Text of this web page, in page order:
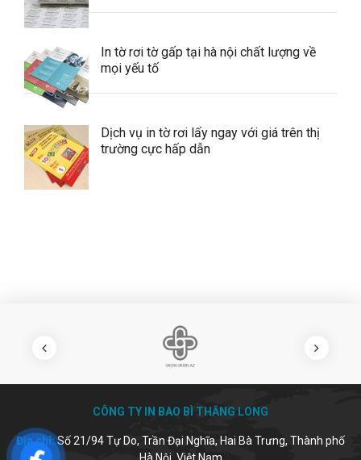
In tờ rơi tờ gấp tại hà nội chất lượng về
mọi yếu tố
Dịch vụ in tờ rơi lấy ngay với giá trên thị
trường cực hấp dẫn
CÔNG TY IN BAO BÌ THĂNG LONG
Địa chỉ:Số 21/94 Tự Do, Trần Đại Nghĩa, Hai Bà Trưng, Thành phố